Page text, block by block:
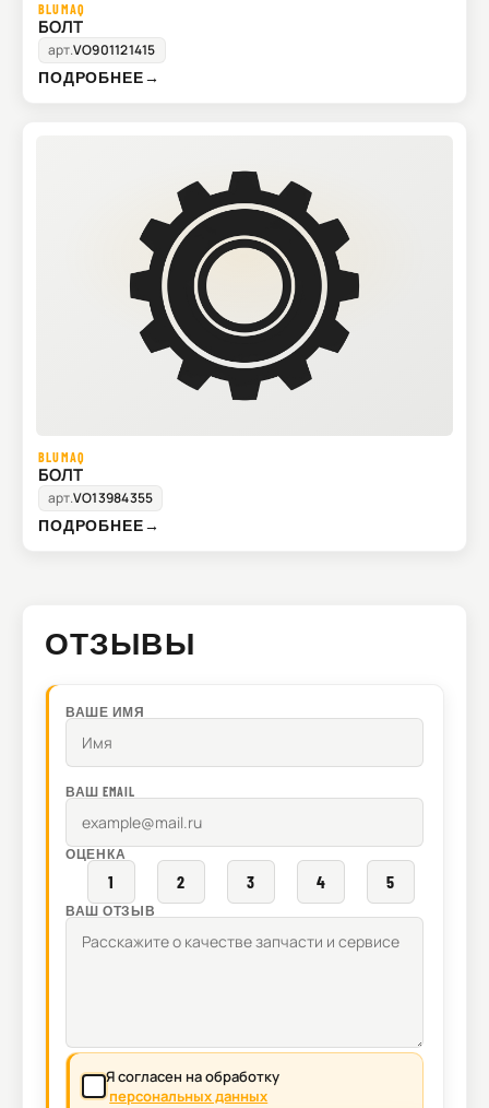
BLUMAQ
БОЛТ
арт.VO901121415
ПОДРОБНЕЕ→
BLUMAQ
БОЛТ
арт.VO13984355
ПОДРОБНЕЕ→
ОТЗЫВЫ
ВАШЕ ИМЯ
ВАШ EMAIL
ОЦЕНКА
1 2 3 4 5
ВАШ ОТЗЫВ
Я согласен на обработку
персональных данных